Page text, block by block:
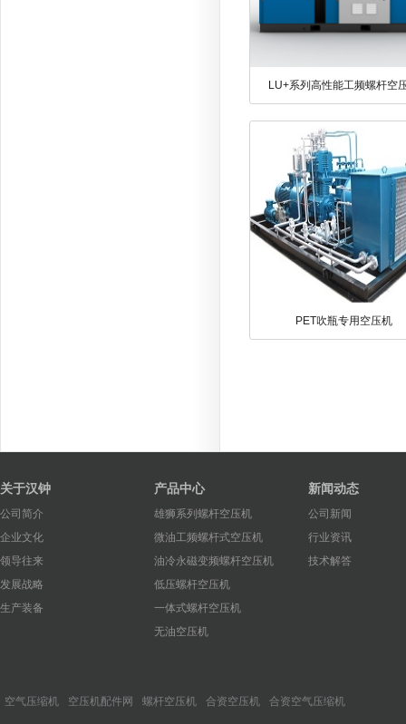
LU+系列高性能工频螺杆空
PET吹瓶专用空压机
关于汉钟
公司简介
企业文化
领导往来
发展战略
生产装备
产品中心
雄狮系列螺杆空压机
微油工频螺杆式空压机
油冷永磁变频螺杆空压机
低压螺杆空压机
一体式螺杆空压机
无油空压机
新闻动态
公司新闻
行业资讯
技术解答
空气压缩机 空压机配件网 螺杆空压机 合资空压机 合资空气压缩机